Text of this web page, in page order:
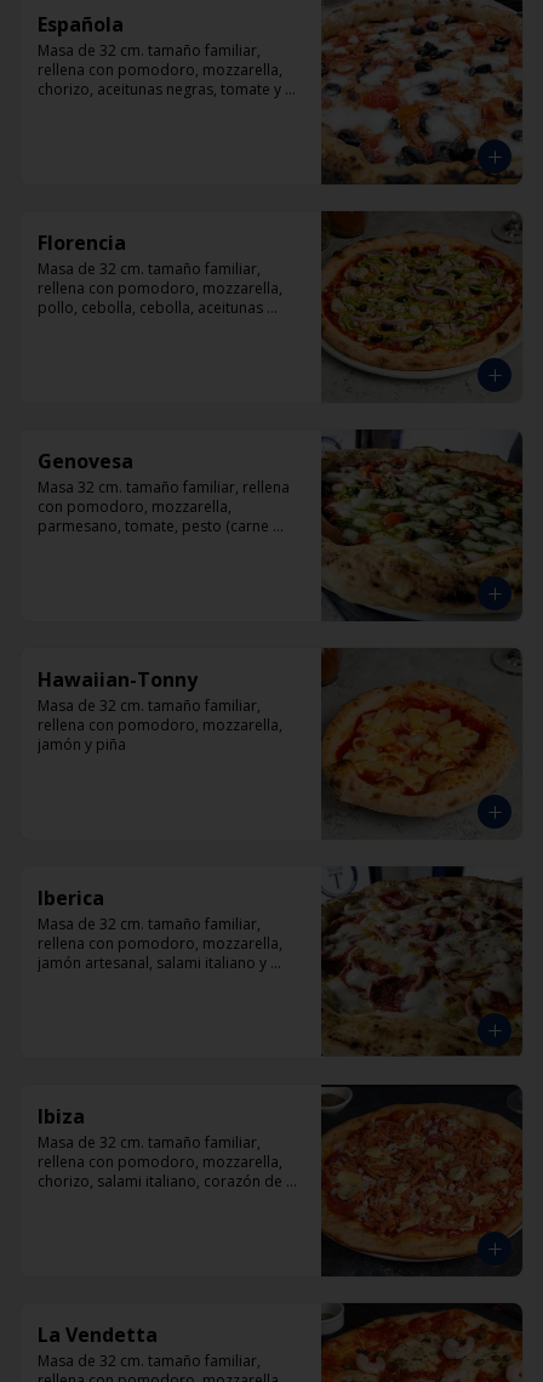
Española
Masa de 32 cm. tamaño familiar,
rellena con pomodoro, mozzarella,
chorizo, aceitunas negras, tomate y
Florencia
Masa de 32 cm. tamaño familiar,
rellena con pomodoro, mozzarella,
pollo, cebolla, cebolla, aceitunas
Genovesa
Masa 32 cm. tamaño familiar, rellena
con pomodoro, mozzarella,
parmesano, tomate, pesto (carne
Hawaiian-Tonny
Masa de 32 cm. tamaño familiar,
rellena con pomodoro, mozzarella,
jamón y piña
Iberica
Masa de 32 cm. tamaño familiar,
rellena con pomodoro, mozzarella,
jamón artesanal, salami italiano y
Ibiza
Masa de 32 cm. tamaño familiar,
rellena con pomodoro, mozzarella,
chorizo, salami italiano, corazón de
La Vendetta
Masa de 32 cm. tamaño familiar,